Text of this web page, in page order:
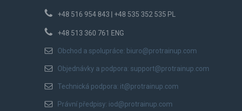
+48 516 954 843 | +48 535 352 535 PL
+48 513 360 761 ENG
Obchod a spolupráce: biuro@protrainup.com
Objednávky a podpora: support@protrainup.com
Technická podpora: it@protrainup.com
Právní předpisy: iod@protrainup.com